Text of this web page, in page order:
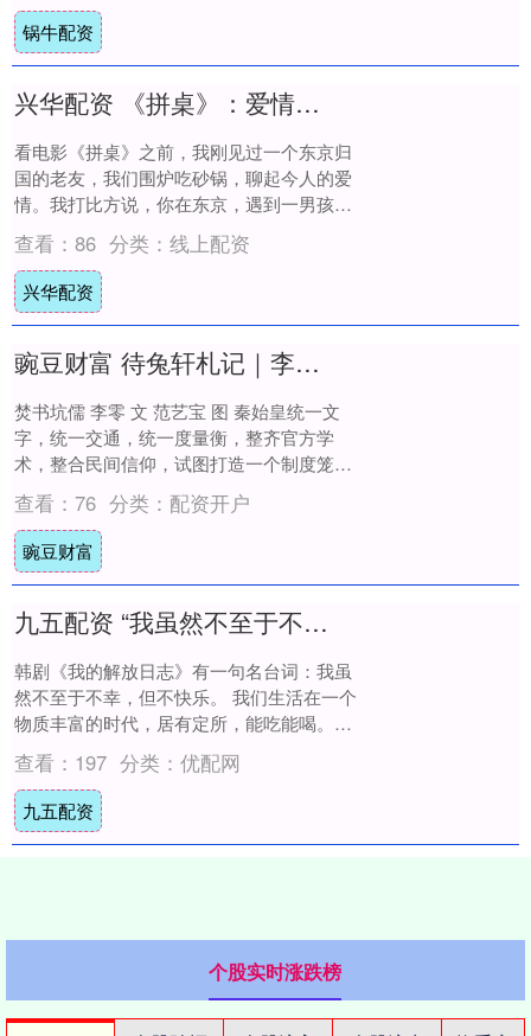
锅牛配资
兴华配资 《拼桌》：爱情与美食，都辜负了
看电影《拼桌》之前，我刚见过一个东京归
国的老友，我们围炉吃砂锅，聊起今人的爱
情。我打比方说，你在东京，遇到一男孩，
彼此有好感，但你已经决定回国陪父母生
活，你要么....
查看： 86 分类： 线上配资
兴华配资
豌豆财富 待兔轩札记｜李零：焚书坑儒
焚书坑儒 李零 文 范艺宝 图 秦始皇统一文
字，统一交通，统一度量衡，整齐官方学
术，整合民间信仰，试图打造一个制度笼罩
一切的法典化社会。 读《史记秦始皇本
纪》，....
查看： 76 分类： 配资开户
豌豆财富
九五配资 “我虽然不至于不幸，但不快乐”
韩剧《我的解放日志》有一句名台词：我虽
然不至于不幸，但不快乐。 我们生活在一个
物质丰富的时代，居有定所，能吃能喝。表
面上看似乎没什么可抱怨的，但几乎每个人
经历着....
查看： 197 分类： 优配网
九五配资
个股实时涨跌榜